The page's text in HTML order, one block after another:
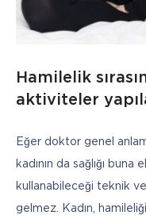
Hamilelik
aktiviteler
Eğer doktor genel
kadının da sağlığı
kullanabileceği teknik ve
gelmez. Kadın,